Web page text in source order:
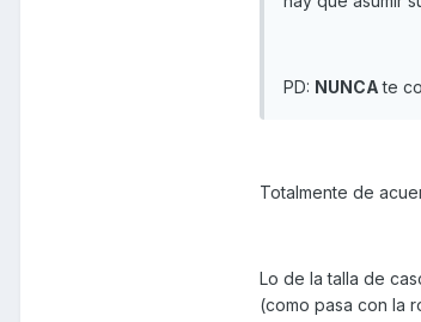
PD: NUNCAte
Totalmente de
Lo de la talla de
(como pasa con la